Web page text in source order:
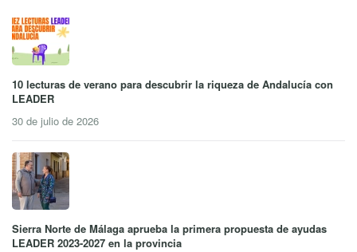
10 lecturas de verano para descubrir la riqueza de Andalucía con
LEADER
30 de julio de 2026
Sierra Norte de Málaga aprueba la primera propuesta de ayudas
LEADER 2023-2027 en la provincia